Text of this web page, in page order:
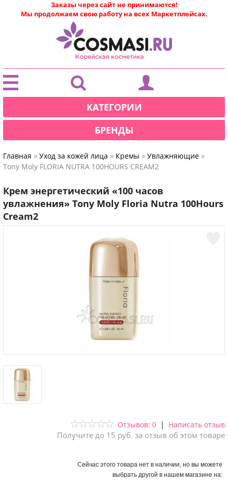
|
Заказы через сайт не принимаются!
Мы продолжаем свою работу на всех Маркетплейсах.
КАТЕГОРИИ
БРЕНДЫ
Главная » Уход за кожей лица » Кремы » Увлажняющие »
Tony Moly FLORIA NUTRA 100HOURS CREAM2
Крем энергетический «100 часов
увлажнения» Tony Moly Floria Nutra 100Hours
Cream2
Отзывов: 0 | Написать отзыв
Получите до 15 руб. за отзыв об этом товаре
Сейчас этого товара нет в наличии, но вы можете
выбрать другой в нашем магазине на: